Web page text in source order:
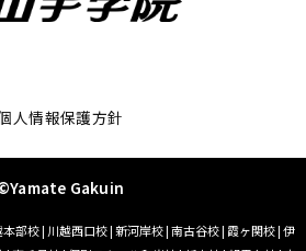
人情報保護方針
Gakuin
本部校| 川越西口校|新河岸校|南古谷校| 霞ヶ関校|伊